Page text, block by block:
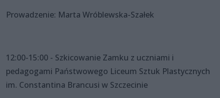
Prowadzenie: Marta Wróblewska-Szałek
12:00-15:00 - Szkicowanie Zamku z uczniami i
pedagogami Państwowego Liceum Sztuk Plastycznych
im. Constantina Brancusi w Szczecinie